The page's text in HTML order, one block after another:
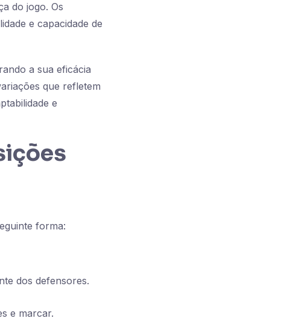
do jogo. Os
e capacidade de
a sua eficácia
que refletem
e
forma:
dos defensores.
e marcar.